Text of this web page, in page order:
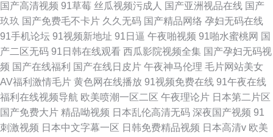
国产高清视频 91草莓 丝瓜视频污成人 国产亚洲视品在线 国产
玖玖 国产免费毛不卡片 久久无码 国产精品网络 孕妇无码在线
91手机论坛 91视频新地址 91日逼 午夜啪视频 91啪水蜜桃网 国
产二区无码 91日韩在线观看 西瓜影院视频全集 国产孕妇无码视
频 国产在线福利 国产在线日皮片 午夜神马伦理 毛片网站美女
AV福利激情毛片 黄色网在线播放 91视频免费在线 91午夜在线
福利在线视频导航 欧美喷潮一区二区 午夜理论片 日本第二片区
国产免费大片 精品呦视频 日本乱伦高清无码 深夜国产视频 91
刺激视频 日本中文字幕一区 日韩免费精品视频 日本高清v 欧美